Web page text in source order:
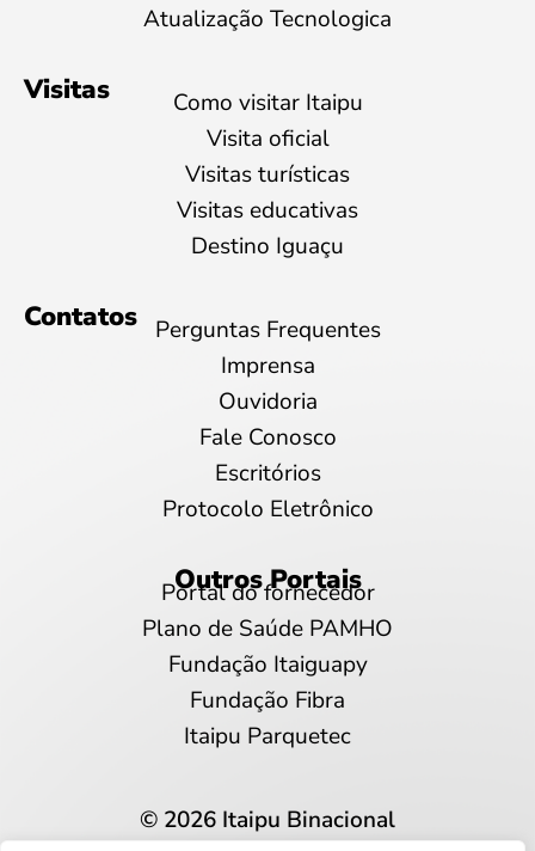
Atualização Tecnologica
Visitas
Como visitar Itaipu
Visita oficial
Visitas turísticas
Visitas educativas
Destino Iguaçu
Contatos
Perguntas Frequentes
Imprensa
Ouvidoria
Fale Conosco
Escritórios
Protocolo Eletrônico
Outros Portais
Portal do fornecedor
Plano de Saúde PAMHO
Fundação Itaiguapy
Fundação Fibra
Itaipu Parquetec
© 2026 Itaipu Binacional